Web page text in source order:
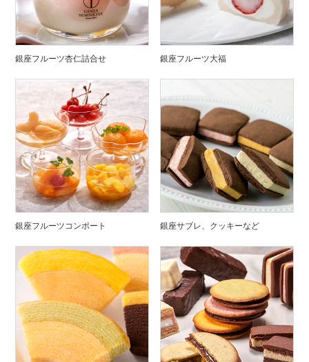
銀座フルーツ杏仁詰合せ 銀座フルーツ大福
銀座フルーツコンポート 銀座サブレ、クッキーなど